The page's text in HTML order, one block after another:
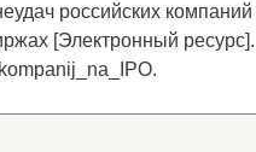
российских компаний
[Электронный